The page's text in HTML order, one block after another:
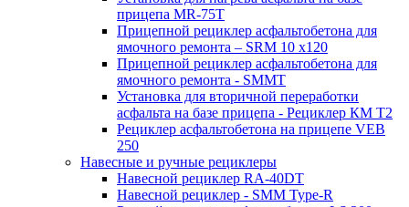
прицепа MR-75T
Прицепной рециклер асфальтобетона для
ямочного ремонта – SRM 10 x120
Прицепной рециклер асфальтобетона для
ямочного ремонта - SMMT
Установка для вторичной переработки
асфальта на базе прицепа - Рециклер КМ T2
Рециклер асфальтобетона на прицепе VEB
250
Навесные и ручные рециклеры
Навесной рециклер RA-40DT
Навесной рециклер - SMM Type-R